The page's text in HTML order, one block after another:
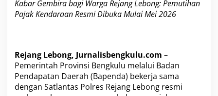
a
j
e
n
d
a
r
Kabar Gembira bagi Warga Rejang Lebong: Pemutihan
Pajak Kendaraan Resmi Dibuka Mulai Mei 2026
Rejang Lebong, Jurnalisbengkulu.com –
Pemerintah Provinsi Bengkulu melalui Badan
Pendapatan Daerah (Bapenda) bekerja sama
dengan Satlantas Polres Rejang Lebong resmi